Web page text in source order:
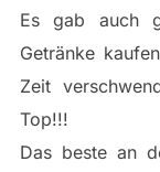
Es gab auch
Getränke
Zeit
Top!!!
Das beste an